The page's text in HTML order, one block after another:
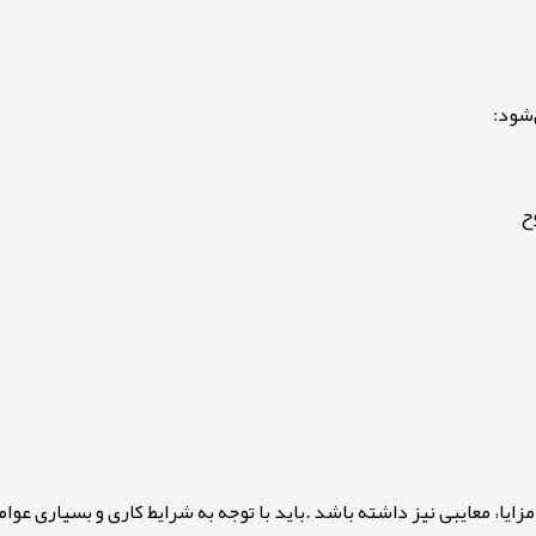
:
معایبی نیز داشته باشد.باید با توجه به شرایط کاری و بسیاری